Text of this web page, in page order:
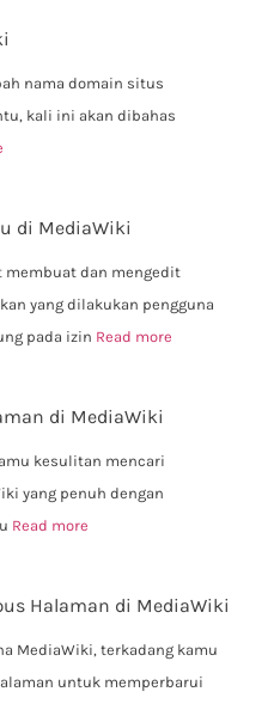
nama domain situs
kali ini akan dibahas
di MediaWiki
membuat dan mengedit
yang dilakukan pengguna
pada izin Read more
di MediaWiki
kesulitan mencari
yang penuh dengan
Read more
Halaman di MediaWiki
MediaWiki, terkadang kamu
untuk memperbarui